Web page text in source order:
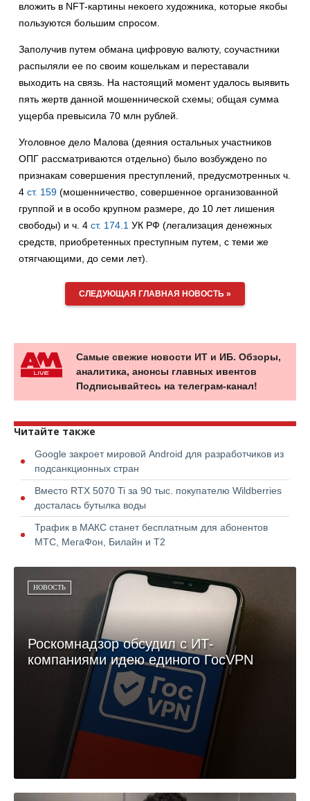
вложить в NFT-картины некоего художника, которые якобы
пользуются большим спросом.
Заполучив путем обмана цифровую валюту, соучастники
распыляли ее по своим кошелькам и переставали
выходить на связь. На настоящий момент удалось выявить
пять жертв данной мошеннической схемы; общая сумма
ущерба превысила 70 млн рублей.
Уголовное дело Малова (деяния остальных участников
ОПГ рассматриваются отдельно) было возбуждено по
признакам совершения преступлений, предусмотренных ч.
4 ст. 159 (мошенничество, совершенное организованной
группой и в особо крупном размере, до 10 лет лишения
свободы) и ч. 4 ст. 174.1 УК РФ (легализация денежных
средств, приобретенных преступным путем, с теми же
отягчающими, до семи лет).
СЛЕДУЮЩАЯ ГЛАВНАЯ НОВОСТЬ »
Самые свежие новости ИТ и ИБ. Обзоры,
аналитика, анонсы главных ивентов
Подписывайтесь на телеграм-канал!
Читайте также
Google закроет мировой Android для разработчиков из
подсанкционных стран
Вместо RTX 5070 Ti за 90 тыс. покупателю Wildberries
досталась бутылка воды
Трафик в МАКС станет бесплатным для абонентов
МТС, МегаФон, Билайн и Т2
НОВОСТЬ
Роскомнадзор обсудил с ИТ-
компаниями идею единого ГосVPN